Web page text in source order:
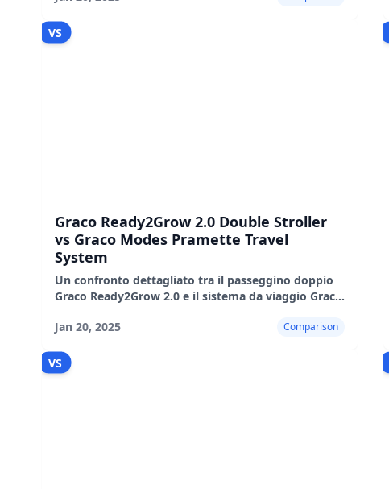
VS
Graco Ready2Grow 2.0 Double Stroller
vs Graco Modes Pramette Travel
System
Un confronto dettagliato tra il passeggino doppio
Graco Ready2Grow 2.0 e il sistema da viaggio Graco
i pro e i contro.
Jan 20, 2025 Comparison
VS